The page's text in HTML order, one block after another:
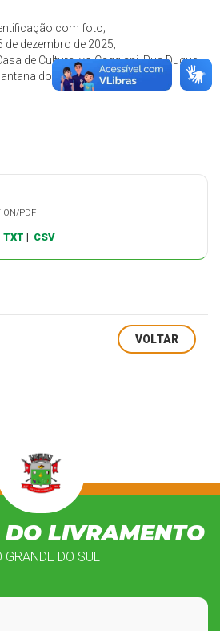
com foto;
de dezembro de 2025;
de Cultura Ivo Caggiani, Rua Duque
do Livramento RS (Salão
PDF
TXT | CSV
VOLTAR
LIVRAMENTO
GRANDE DO SUL